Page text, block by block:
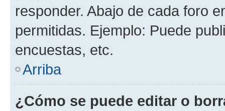
responder. Abajo de cada foro
permitidas. Ejemplo: Puede
encuestas, etc.
Arriba
¿Cómo se puede editar o